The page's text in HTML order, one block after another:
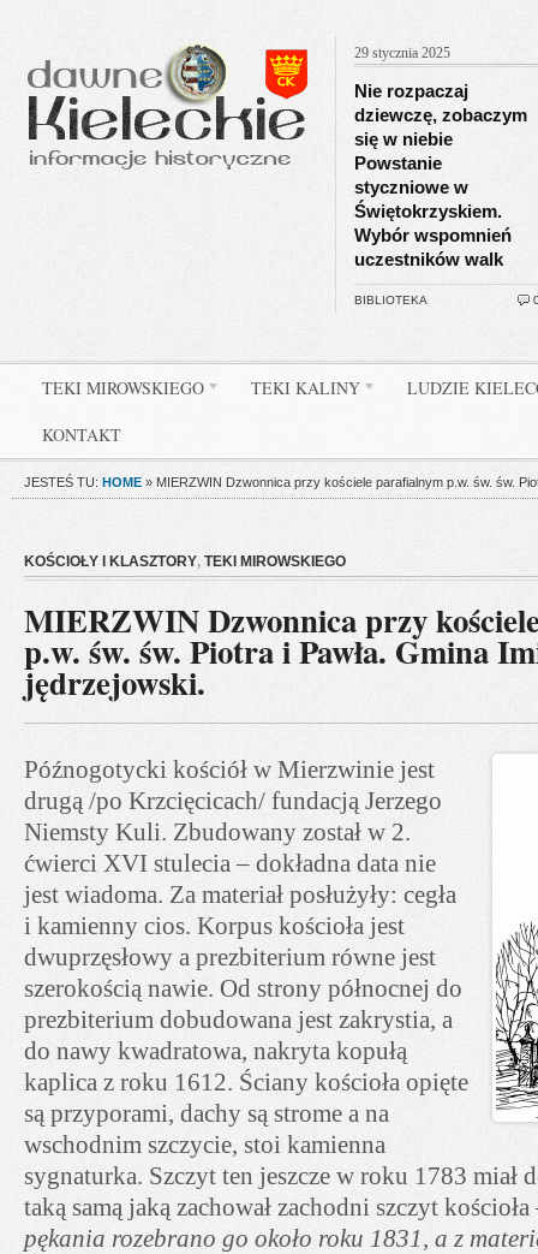
29 stycznia 2025
Nie rozpaczaj
dziewczę, zobaczym
się w niebie
Powstanie
styczniowe w
Świętokrzyskiem.
Wybór wspomnień
uczestników walk
BIBLIOTEKA
TEKI MIROWSKIEGO TEKI KALINY LUDZIE
KONTAKT
JESTEŚ TU: HOME » MIERZWIN Dzwonnica przy kościele parafialnym p.w. św. św.
KOŚCIOŁY I KLASZTORY, TEKI MIROWSKIEGO
MIERZWIN Dzwonnica przy
p.w. św. św. Piotra i Pawła. Gmina
jędrzejowski.
Późnogotycki kościół w Mierzwinie jest
drugą /po Krzcięcicach/ fundacją Jerzego
Niemsty Kuli. Zbudowany został w 2.
ćwierci XVI stulecia – dokładna data nie
jest wiadoma. Za materiał posłużyły: cegła
i kamienny cios. Korpus kościoła jest
dwuprzęsłowy a prezbiterium równe jest
szerokością nawie. Od strony północnej do
prezbiterium dobudowana jest zakrystia, a
do nawy kwadratowa, nakryta kopułą
kaplica z roku 1612. Ściany kościoła opięte
są przyporami, dachy są strome a na
wschodnim szczycie, stoi kamienna
sygnaturka. Szczyt ten jeszcze w roku 1783 miał
taką samą jaką zachował zachodni szczyt
pękania rozebrano go około roku 1831, a z